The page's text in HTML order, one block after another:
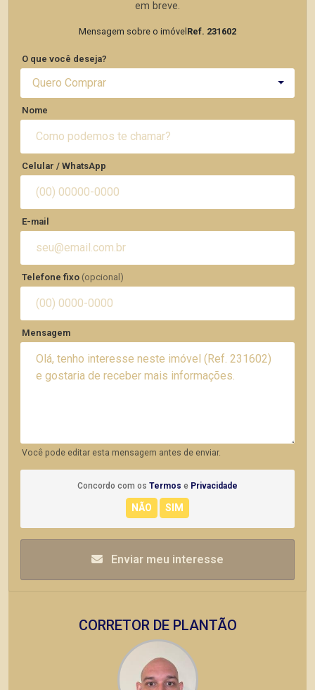
em breve.
Mensagem sobre o imóvel Ref. 231602
O que você deseja?
Quero Comprar
Nome
Celular / WhatsApp
E-mail
Telefone fixo (opcional)
Mensagem
Você pode editar esta mensagem antes de enviar.
Concordo com os Termos e Privacidade
Enviar meu interesse
CORRETOR DE PLANTÃO